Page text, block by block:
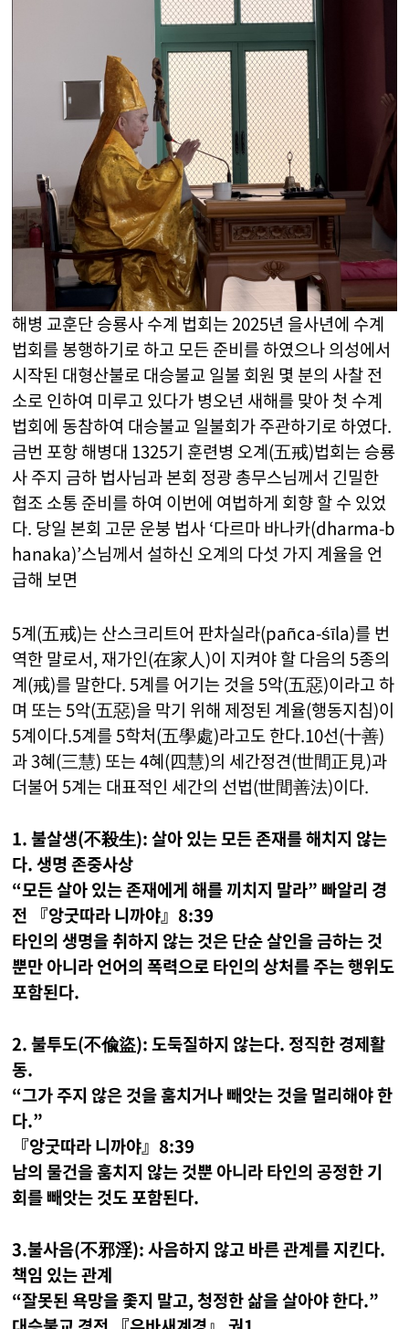
해병 교훈단 승룡사 수계 법회는 2025년 을사년에 수계
법회를 봉행하기로 하고 모든 준비를 하였으나 의성에서
시작된 대형산불로 대승불교 일불 회원 몇 분의 사찰 전
소로 인하여 미루고 있다가 병오년 새해를 맞아 첫 수계
법회에 동참하여 대승불교 일불회가 주관하기로 하였다.
금번 포항 해병대 1325기 훈련병 오계(五戒)법회는 승룡
사 주지 금하 법사님과 본회 정광 총무스님께서 긴밀한
협조 소통 준비를 하여 이번에 여법하게 회향 할 수 있었
다. 당일 본회 고문 운붕 법사 ‘다르마 바나카(dharma-b
hanaka)’스님께서 설하신 오계의 다섯 가지 계율을 언
급해 보면
5계(五戒)는 산스크리트어 판차실라(pañca-śīla)를 번
역한 말로서, 재가인(在家人)이 지켜야 할 다음의 5종의
계(戒)를 말한다. 5계를 어기는 것을 5악(五惡)이라고 하
며 또는 5악(五惡)을 막기 위해 제정된 계율(행동지침)이
5계이다.5계를 5학처(五學處)라고도 한다.10선(十善)
과 3혜(三慧) 또는 4혜(四慧)의 세간정견(世間正見)과
더불어 5계는 대표적인 세간의 선법(世間善法)이다.
1. 불살생(不殺生): 살아 있는 모든 존재를 해치지 않는
다. 생명 존중사상
“모든 살아 있는 존재에게 해를 끼치지 말라” 빠알리 경
전 『앙굿따라 니까야』8:39
타인의 생명을 취하지 않는 것은 단순 살인을 금하는 것
뿐만 아니라 언어의 폭력으로 타인의 상처를 주는 행위도
포함된다.
2. 불투도(不偸盜): 도둑질하지 않는다. 정직한 경제활
동.
“그가 주지 않은 것을 훔치거나 빼앗는 것을 멀리해야 한
다.”
『앙굿따라 니까야』8:39
남의 물건을 훔치지 않는 것뿐 아니라 타인의 공정한 기
회를 빼앗는 것도 포함된다.
3.불사음(不邪淫): 사음하지 않고 바른 관계를 지킨다.
책임 있는 관계
“잘못된 욕망을 좇지 말고, 청정한 삶을 살아야 한다.”